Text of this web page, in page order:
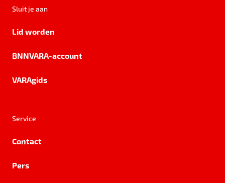
Sluit je aan
Lid worden
BNNVARA-account
VARAgids
Service
Contact
Pers